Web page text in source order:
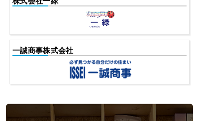
一誠商事株式会社